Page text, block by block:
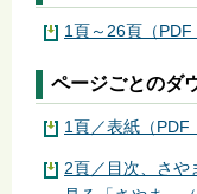
1頁～26頁（PDF
ページごとのダ
1頁／表紙（PDF
2頁／目次、さや